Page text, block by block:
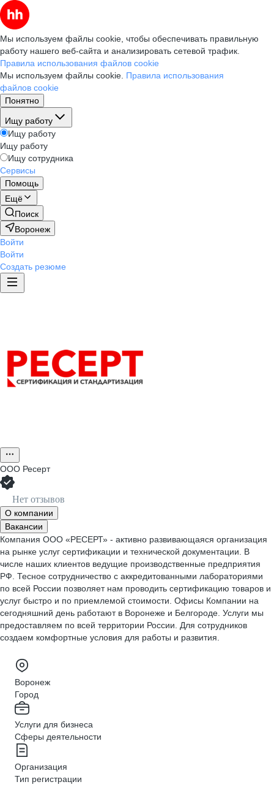
Мы используем файлы cookie, чтобы обеспечивать правильную
работу нашего веб-сайта и анализировать сетевой трафик.
Правила использования файлов cookie
Мы используем файлы cookie. Правила использования
файлов cookie
Понятно
Ищу работу
Ищу работу
Ищу работу
Ищу сотрудника
Сервисы
Помощь
Ещё
Поиск
Воронеж
Войти
Войти
Создать резюме
ООО Ресерт
Нет отзывов
О компании
Вакансии
Компания ООО «РЕСЕРТ» - активно развивающаяся организация
на рынке услуг сертификации и технической документации. В
числе наших клиентов ведущие производственные предприятия
РФ. Тесное сотрудничество с аккредитованными лабораториями
по всей России позволяет нам проводить сертификацию товаров и
услуг быстро и по приемлемой стоимости. Офисы Компании на
сегодняшний день работают в Воронеже и Белгороде. Услуги мы
предоставляем по всей территории России. Для сотрудников
создаем комфортные условия для работы и развития.
Воронеж
Город
Услуги для бизнеса
Сферы деятельности
Организация
Тип регистрации